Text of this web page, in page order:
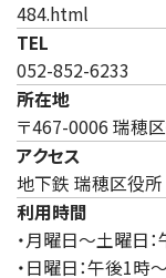
484.html
TEL
052-852-6233
所在地
〒467-0006 瑞穂
アクセス
地下鉄 瑞穂区役所
利用時間
・月曜日～土曜日
・日曜日：午後1時